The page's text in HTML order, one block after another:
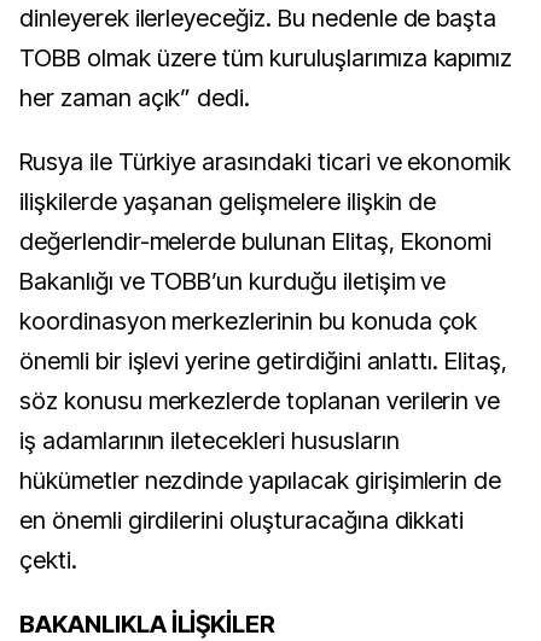
dinleyerek ilerleyeceğiz. Bu nedenle de başta
TOBB olmak üzere tüm kuruluşlarımıza kapımız
her zaman açık” dedi.
Rusya ile Türkiye arasındaki ticari ve ekonomik
ilişkilerde yaşanan gelişmelere ilişkin de
değerlendir-melerde bulunan Elitaş, Ekonomi
Bakanlığı ve TOBB’un kurduğu iletişim ve
koordinasyon merkezlerinin bu konuda çok
önemli bir işlevi yerine getirdiğini anlattı. Elitaş,
söz konusu merkezlerde toplanan verilerin ve
iş adamlarının iletecekleri hususların
hükümetler nezdinde yapılacak girişimlerin de
en önemli girdilerini oluşturacağına dikkati
çekti.
BAKANLIKLA İLİŞKİLER